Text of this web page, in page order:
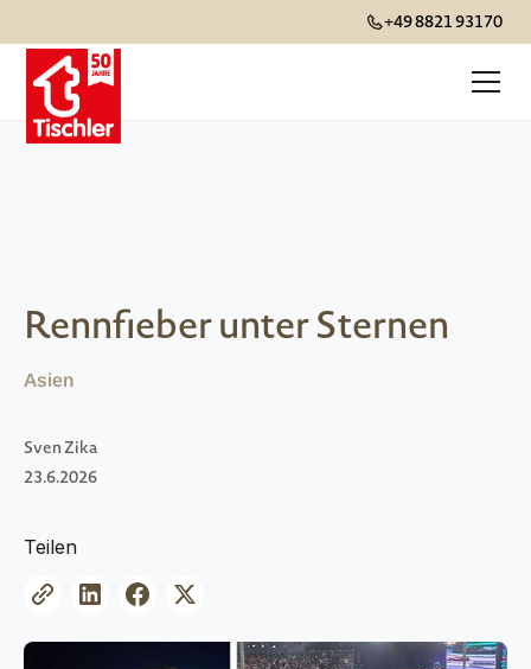
+49 8821 93170
Rennfieber unter Sternen
Asien
Sven Zika
23.6.2026
Teilen